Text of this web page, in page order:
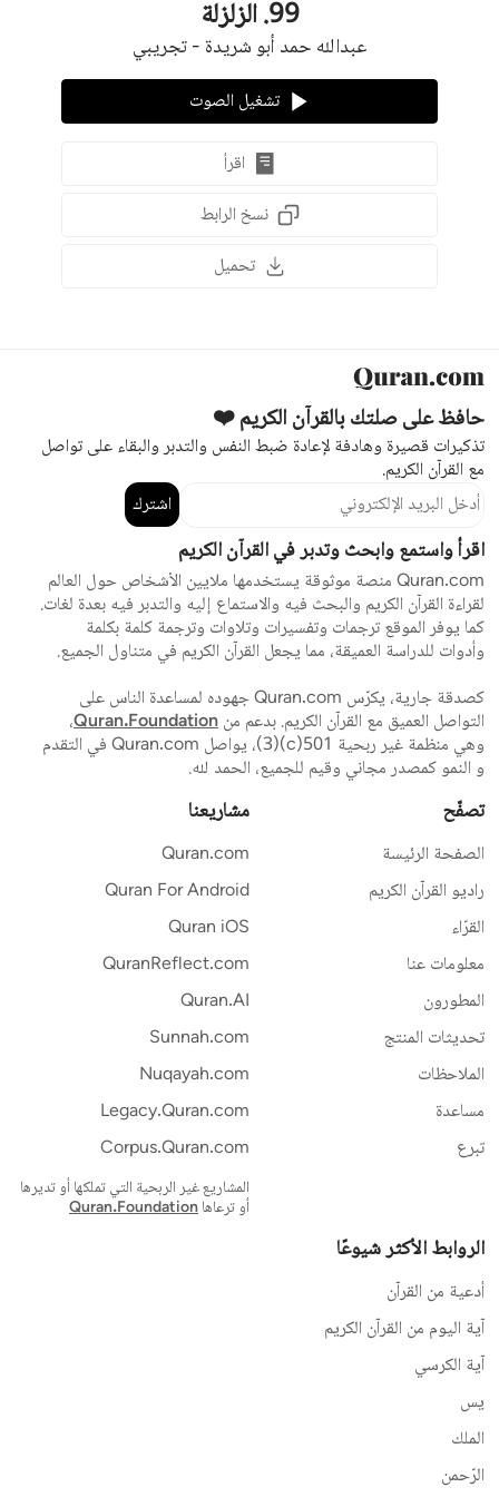
99
.الزلزلة
عبدالله حمد أبو شريدة - تجريبي
تشغيل الصوت
اقرأ
نسخ الرابط
تحميل
حافظ على صلتك بالقرآن الكريم ❤️
تذكيرات قصيرة وهادفة لإعادة ضبط النفس والتدبر والبقاء على تواصل
مع القرآن الكريم.
اشترك
اقرأ واستمع وابحث وتدبر في القرآن الكريم
Quran.com منصة موثوقة يستخدمها ملايين الأشخاص حول العالم
لقراءة القرآن الكريم والبحث فيه والاستماع إليه والتدبر فيه بعدة لغات.
كما يوفر الموقع ترجمات وتفسيرات وتلاوات وترجمة كلمة بكلمة
وأدوات للدراسة العميقة، مما يجعل القرآن الكريم في متناول الجميع.
كصدقة جارية، يكرّس Quran.com جهوده لمساعدة الناس على
التواصل العميق مع القرآن الكريم. بدعم منQuran.Foundation،
وهي منظمة غير ربحية 501(c)(3)، يواصل Quran.com في التقدم
و النمو كمصدر مجاني وقيم للجميع، الحمد لله.
تصفّح
الصفحة الرئيسة
راديو القرآن الكريم
القرّاء
معلومات عنا
المطورون
تحديثات المنتج
الملاحظات
مساعدة
تبرع
مشاريعنا
Quran.com
Quran For Android
Quran iOS
QuranReflect.com
Quran.AI
Sunnah.com
Nuqayah.com
Legacy.Quran.com
Corpus.Quran.com
المشاريع غير الربحية التي تملكها أو تديرها
أو ترعاهاQuran.Foundation
الروابط الأكثر شيوعًا
أدعية من القرآن
آية اليوم من القرآن الكريم
آية الكرسي
يس
الملك
الرّحمن